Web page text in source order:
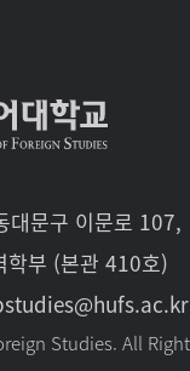
대문구 이문로 107,
학부 (본관 410호)
Studies. All